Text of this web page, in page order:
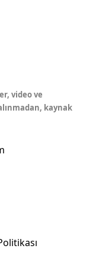
video ve
kaynak